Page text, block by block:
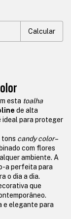
Calcular
esta toalha
de alta
ideal para proteger
tons candy color–
com flores
ambiente. A
a perfeita para
o dia a dia.
que
e elegante para